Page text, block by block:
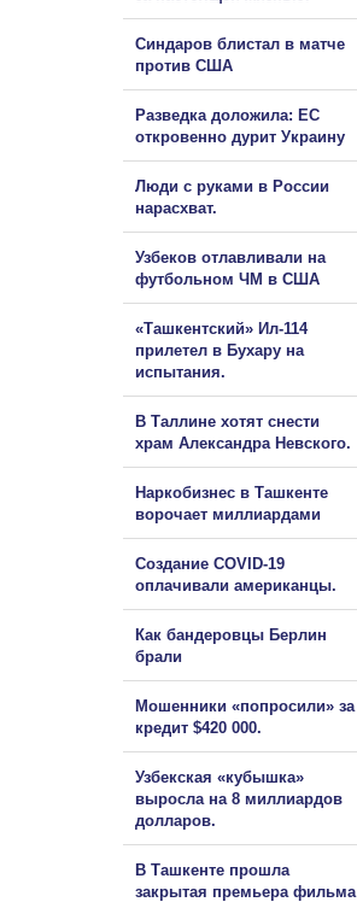
Синдаров блистал в матче
против США
Разведка доложила: ЕС
откровенно дурит Украину
Люди с руками в России
нарасхват.
Узбеков отлавливали на
футбольном ЧМ в США
«Ташкентский» Ил-114
прилетел в Бухару на
испытания.
В Таллине хотят снести
храм Александра Невского.
Наркобизнес в Ташкенте
ворочает миллиардами
Создание COVID-19
оплачивали американцы.
Как бандеровцы Берлин
брали
Мошенники «попросили» за
кредит $420 000.
Узбекская «кубышка»
выросла на 8 миллиардов
долларов.
В Ташкенте прошла
закрытая премьера фильма